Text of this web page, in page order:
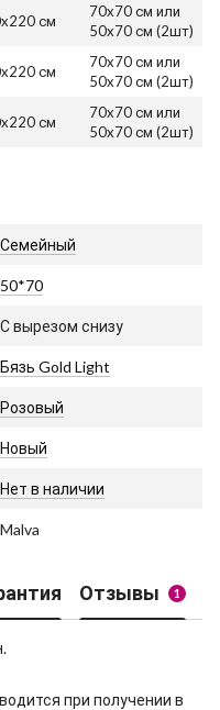
см
70x70 см или
50x70 см (2шт)
см
70x70 см или
50x70 см (2шт)
см
70x70 см или
50x70 см (2шт)
Семейный
50*70
С вырезом снизу
Бязь Gold Light
Розовый
Новый
Нет в наличии
Malva
Отзывы 1
при получении в